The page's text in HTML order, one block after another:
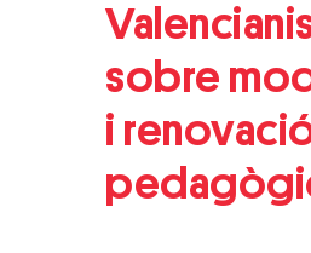
sobre
i